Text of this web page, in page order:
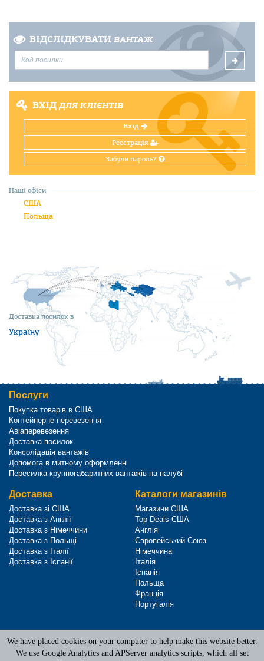
ВІДСЛІДКУВАТИ ВАНТАЖ
ВХІДДЛЯ КЛІЄНТІВ
Вхід
Реєстрація
Забули пароль?
Доставка посилок в
Україну
Наші офіси
США
Польща
Послуги
Покупка товарів в США
Контейнерне перевезення
Авіаперевезення
Доставка посилок
Консолідація вантажів
Допомога в митному оформленні
Пересилка крупногабаритних вантажів на палубі
Доставка
Доставка зі США
Доставка з Англії
Доставка з Німеччини
Доставка з Польщі
Доставка з Італії
Доставка з Іспанії
Каталоги магазинів
Магазини США
Top Deals США
Англія
Європейський Союз
Німеччина
Італія
Іспанія
Польща
Франція
Португалія
Terms of Service
Privacy Policy
We have placed cookies on your computer to help make this website better.
We use Google Analytics and APServer analytics scripts, which all set